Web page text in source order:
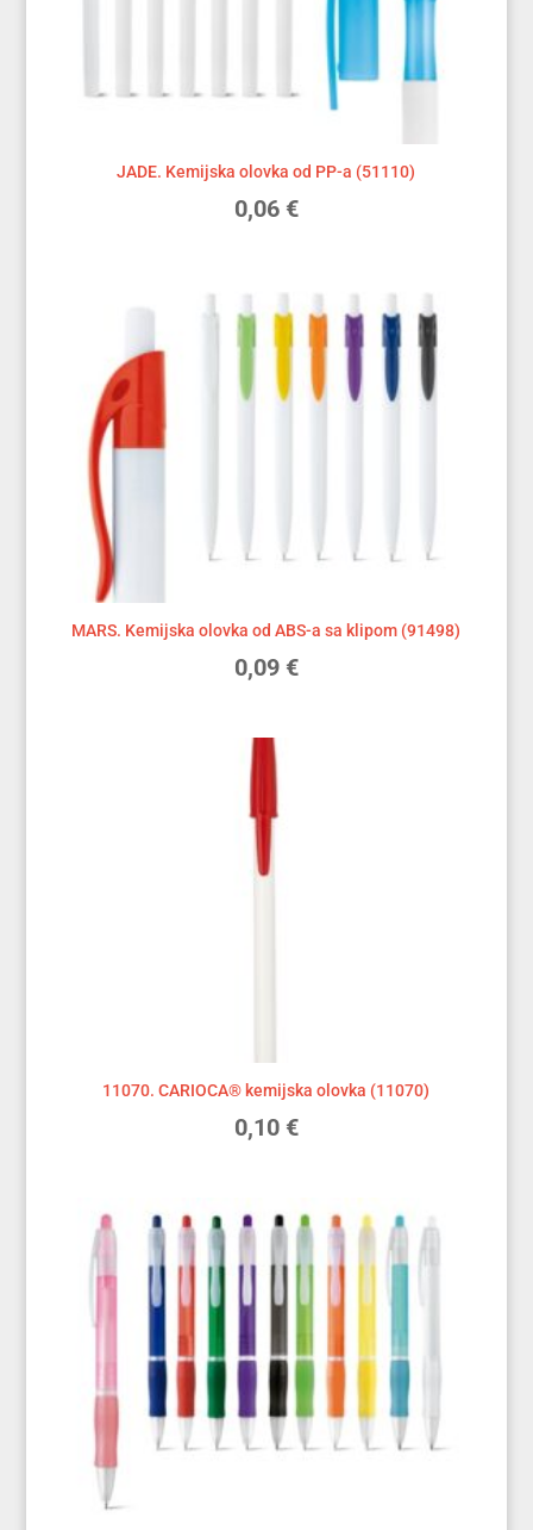
JADE. Kemijska olovka od PP-a (51110)
0,06 €
MARS. Kemijska olovka od ABS-a sa klipom (91498)
0,09 €
11070. CARIOCA® kemijska olovka (11070)
0,10 €